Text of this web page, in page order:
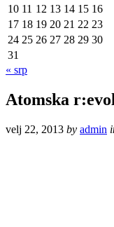
10 11 12 13 14 15 16
17 18 19 20 21 22 23
24 25 26 27 28 29 30
31
« srp
Atomska
velj 22, 2013 by admin